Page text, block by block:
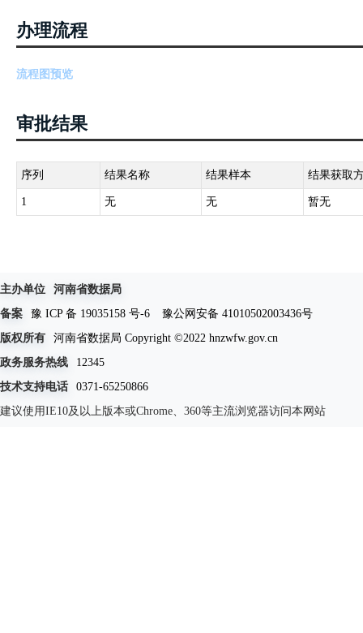
办理流程
流程图预览
审批结果
序列 结果名称 结果样本 结果获取
1 无 无 暂无
主办单位
河南省数据局
备案
豫 ICP 备 19035158 号-6
豫公网安备 41010502003436号
版权所有
河南省数据局 Copyright ©2022 hnzwfw.gov.cn
政务服务热线
12345
技术支持电话
0371-65250866
建议使用IE10及以上版本或Chrome、360等主流浏览器访问本网站